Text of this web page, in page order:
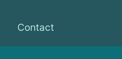
Contact